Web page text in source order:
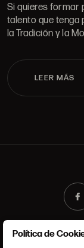
Si quieres formar
talento que tenga
la Tradición y la
LEER MÁS
Política de